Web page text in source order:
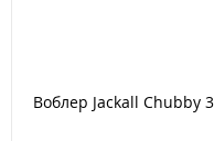
Воблер Jackall Chubby